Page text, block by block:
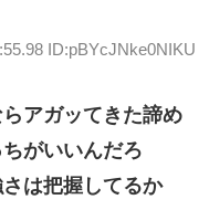
ID:pBYcJNke0NIKU
アガッてきた諦め
がいいんだろ
は把握してるか